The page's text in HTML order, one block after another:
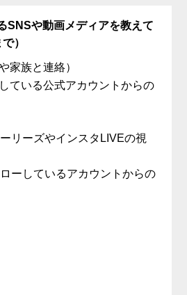
SNSや動画メディアを教えて
）
家族と連絡）
ている公式アカウントからの
リーズやインスタLIVEの視
ーしているアカウントからの